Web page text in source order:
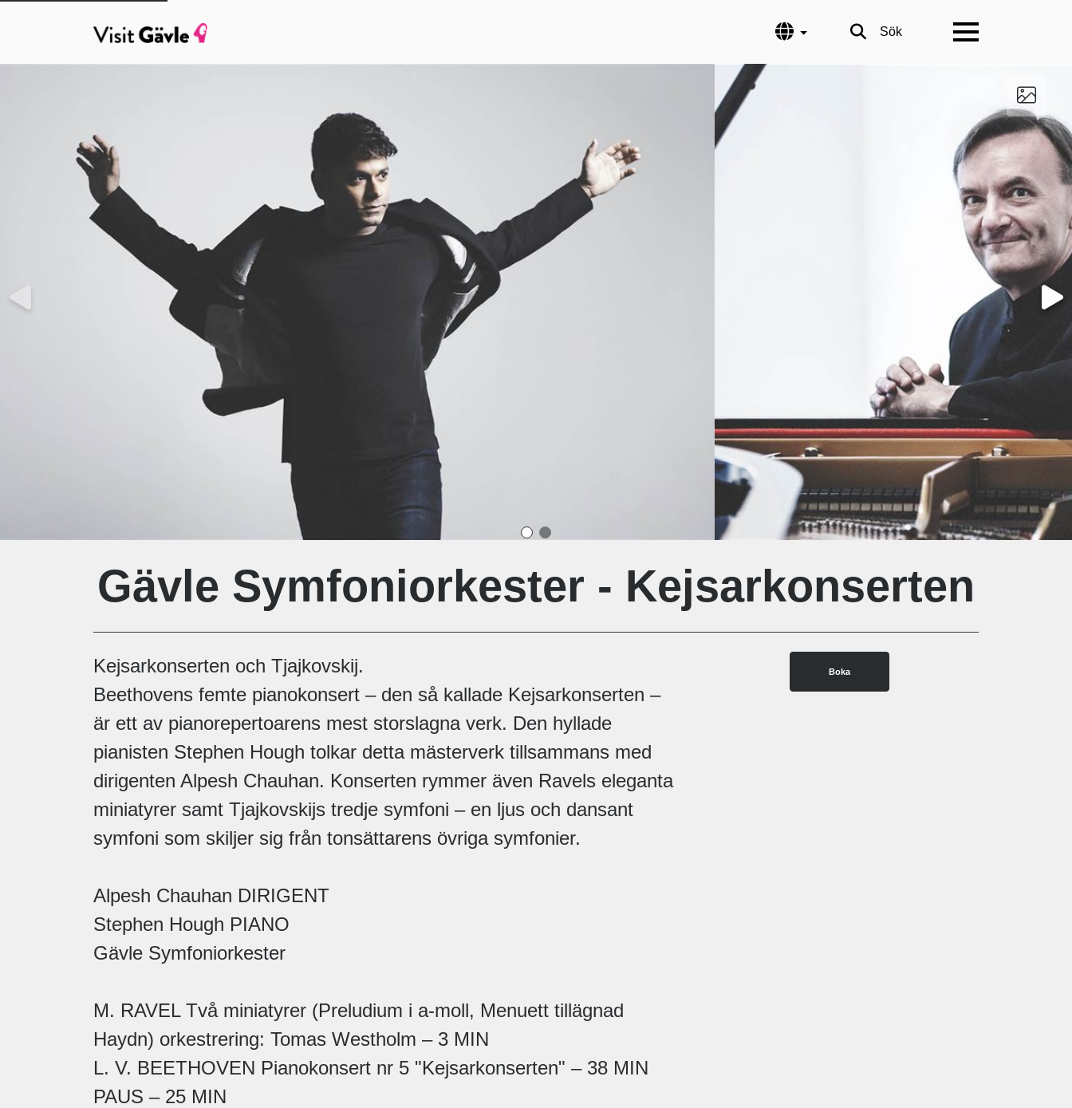
Språk Sök
Gävle Symfoniorkester - Kejsarkonserten
Kejsarkonserten och Tjajkovskij.
Beethovens femte pianokonsert – den så kallade Kejsarkonserten –
är ett av pianorepertoarens mest storslagna verk. Den hyllade
pianisten Stephen Hough tolkar detta mästerverk tillsammans med
dirigenten Alpesh Chauhan. Konserten rymmer även Ravels eleganta
miniatyrer samt Tjajkovskijs tredje symfoni – en ljus och dansant
symfoni som skiljer sig från tonsättarens övriga symfonier.
Alpesh Chauhan DIRIGENT
Stephen Hough PIANO
Gävle Symfoniorkester
M. RAVEL Två miniatyrer (Preludium i a-moll, Menuett tillägnad
Haydn) orkestrering: Tomas Westholm – 3 MIN
L. V. BEETHOVEN Pianokonsert nr 5 "Kejsarkonserten" – 38 MIN
PAUS – 25 MIN
Boka